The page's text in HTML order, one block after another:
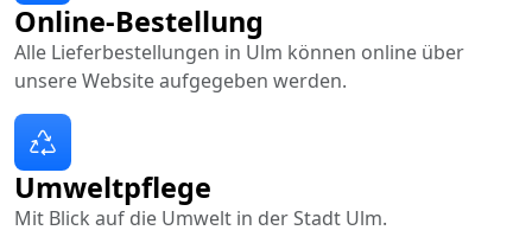
Online-Bestellung
Alle Lieferbestellungen in Ulm können online über
unsere Website aufgegeben werden.
Umweltpflege
Mit Blick auf die Umwelt in der Stadt Ulm.